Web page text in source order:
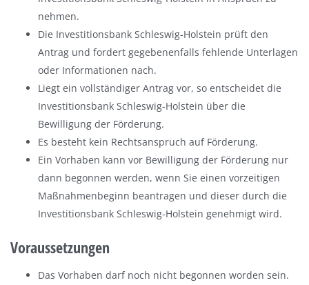
nehmen.
Die Investitionsbank Schleswig-Holstein prüft den
Antrag und fordert gegebenenfalls fehlende Unterlagen
oder Informationen nach.
Liegt ein vollständiger Antrag vor, so entscheidet die
Investitionsbank Schleswig-Holstein über die
Bewilligung der Förderung.
Es besteht kein Rechtsanspruch auf Förderung.
Ein Vorhaben kann vor Bewilligung der Förderung nur
dann begonnen werden, wenn Sie einen vorzeitigen
Maßnahmenbeginn beantragen und dieser durch die
Investitionsbank Schleswig-Holstein genehmigt wird.
Voraussetzungen
Das Vorhaben darf noch nicht begonnen worden sein.